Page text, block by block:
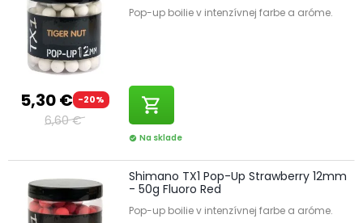
5,30 € -20%
6,60 €
Pop-up boilie v intenzívnej farbe a aróme.
shopping_cart
check_circle Na sklade
Shimano TX1 Pop-Up Strawberry 12mm
- 50g Fluoro Red
Pop-up boilie v intenzívnej farbe a aróme.